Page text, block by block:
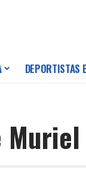
DEPORTISTAS